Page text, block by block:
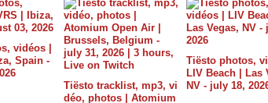
vidéos |
Spain -
Tiësto tracklist, mp3, vi
déo, photos | Atomium
Tiësto photos,
LIV Beach | Las
NV - july 18,